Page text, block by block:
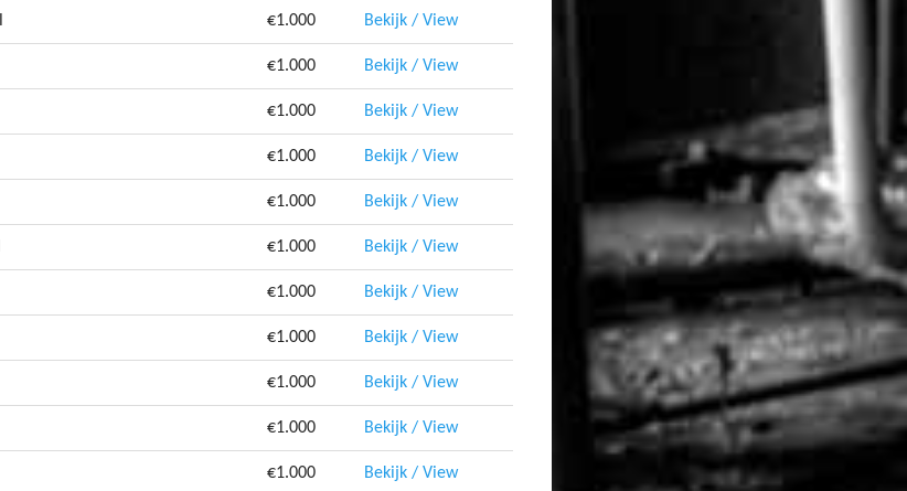
€1.000 Bekijk / View
€1.000 Bekijk / View
€1.000 Bekijk / View
€1.000 Bekijk / View
€1.000 Bekijk / View
€1.000 Bekijk / View
€1.000 Bekijk / View
€1.000 Bekijk / View
€1.000 Bekijk / View
€1.000 Bekijk / View
€1.000 Bekijk / View